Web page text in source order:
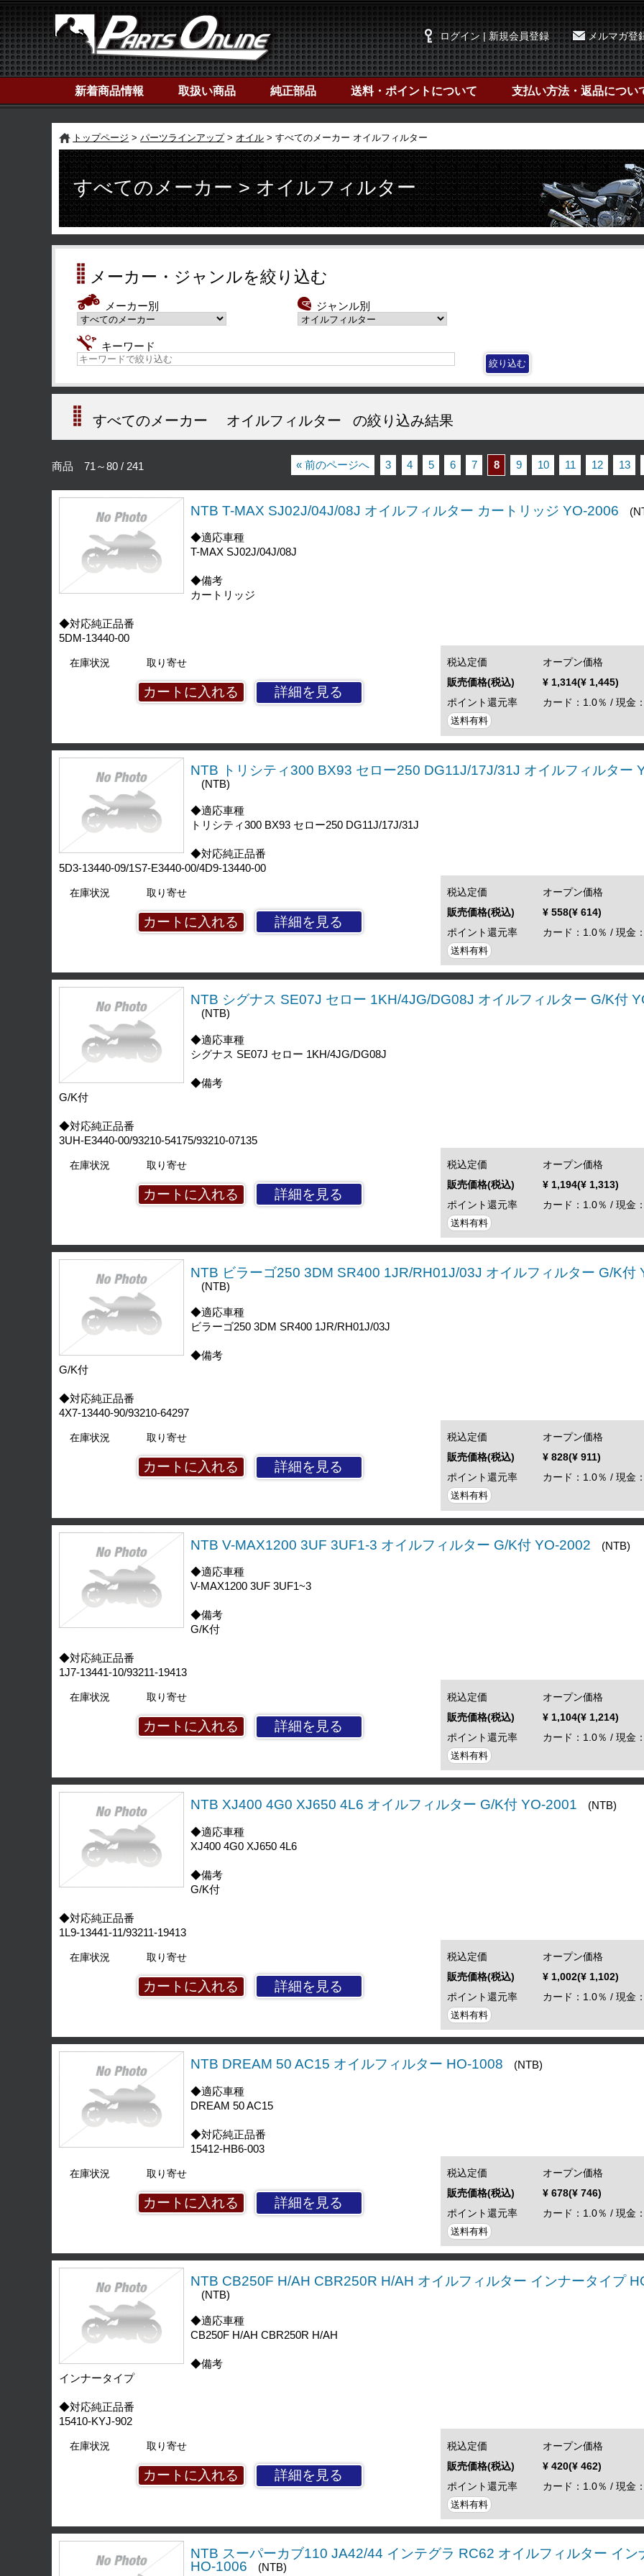
ログイン | 新規会員登録 メルマガ登
新着商品情報 取扱い商品 純正部品 送料・ポイントについて 支払い方法・返品につい
トップページ パーツラインアップ オイル すべてのメーカー オイルフィルター
すべてのメーカー > オイルフィルター
メーカー・ジャンルを絞り込む
メーカー別 ジャンル別
キーワード
すべてのメーカー オイルフィルター の絞り込み結果
商品 71～80 / 241 « 前のページへ 3 4 5 6 7 8 9 10 11 12 13
NTB T-MAX SJ02J/04J/08J オイルフィルター カートリッジ YO-2006
◆適応車種
T-MAX SJ02J/04J/08J
◆備考
カートリッジ
◆対応純正品番
5DM-13440-00
在庫状況 取り寄せ
詳細を見る
税込定価
オープン価格
販売価格(税込)
¥ 1,314(¥ 1,445)
ポイント還元率
カード：1.0％ / 現金
送料有料
NTB トリシティ300 BX93 セロー250 DG11J/17J/31J オイルフィルター
(NTB)
◆適応車種
トリシティ300 BX93 セロー250 DG11J/17J/31J
◆対応純正品番
5D3-13440-09/1S7-E3440-00/4D9-13440-00
在庫状況 取り寄せ
詳細を見る
税込定価
オープン価格
販売価格(税込)
¥ 558(¥ 614)
ポイント還元率
カード：1.0％ / 現金
送料有料
NTB シグナス SE07J セロー 1KH/4JG/DG08J オイルフィルター G/K付
(NTB)
◆適応車種
シグナス SE07J セロー 1KH/4JG/DG08J
◆備考
G/K付
◆対応純正品番
3UH-E3440-00/93210-54175/93210-07135
在庫状況 取り寄せ
詳細を見る
税込定価
オープン価格
販売価格(税込)
¥ 1,194(¥ 1,313)
ポイント還元率
カード：1.0％ / 現金
送料有料
NTB ビラーゴ250 3DM SR400 1JR/RH01J/03J オイルフィルター G/K付
(NTB)
◆適応車種
ビラーゴ250 3DM SR400 1JR/RH01J/03J
◆備考
G/K付
◆対応純正品番
4X7-13440-90/93210-64297
在庫状況 取り寄せ
詳細を見る
税込定価
オープン価格
販売価格(税込)
¥ 828(¥ 911)
ポイント還元率
カード：1.0％ / 現金
送料有料
NTB V-MAX1200 3UF 3UF1-3 オイルフィルター G/K付 YO-2002 (NTB)
◆適応車種
V-MAX1200 3UF 3UF1~3
◆備考
G/K付
◆対応純正品番
1J7-13441-10/93211-19413
在庫状況 取り寄せ
詳細を見る
税込定価
オープン価格
販売価格(税込)
¥ 1,104(¥ 1,214)
ポイント還元率
カード：1.0％ / 現金
送料有料
NTB XJ400 4G0 XJ650 4L6 オイルフィルター G/K付 YO-2001 (NTB)
◆適応車種
XJ400 4G0 XJ650 4L6
◆備考
G/K付
◆対応純正品番
1L9-13441-11/93211-19413
在庫状況 取り寄せ
詳細を見る
税込定価
オープン価格
販売価格(税込)
¥ 1,002(¥ 1,102)
ポイント還元率
カード：1.0％ / 現金
送料有料
NTB DREAM 50 AC15 オイルフィルター HO-1008 (NTB)
◆適応車種
DREAM 50 AC15
◆対応純正品番
15412-HB6-003
在庫状況 取り寄せ
詳細を見る
税込定価
オープン価格
販売価格(税込)
¥ 678(¥ 746)
ポイント還元率
カード：1.0％ / 現金
送料有料
NTB CB250F H/AH CBR250R H/AH オイルフィルター インナータイプ
(NTB)
◆適応車種
CB250F H/AH CBR250R H/AH
◆備考
インナータイプ
◆対応純正品番
15410-KYJ-902
在庫状況 取り寄せ
詳細を見る
税込定価
オープン価格
販売価格(税込)
¥ 420(¥ 462)
ポイント還元率
カード：1.0％ / 現金
送料有料
NTB スーパーカブ110 JA42/44 インテグラ RC62 オイルフィルター イン
HO-1006
(NTB)